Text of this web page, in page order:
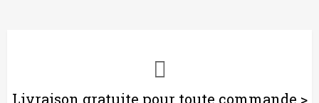
Livraison gratuite pour toute commande >